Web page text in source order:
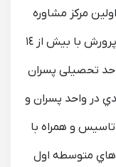
مركز مشاوره
تحصیلي داراي مجوز رسمي از آموزش و پرورش با بیش از ١٤
تحصیلی پسران
در واحد پسران و
و همراه با
متوسطه اول